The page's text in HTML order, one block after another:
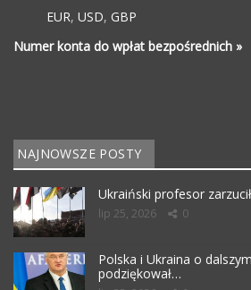
EUR, USD, GBP
Numer konta do wpłat bezpośrednich »
NAJNOWSZE POSTY
Ukraiński profesor
lip 25, 2026 0
Polska i Ukraina o
podziękował…